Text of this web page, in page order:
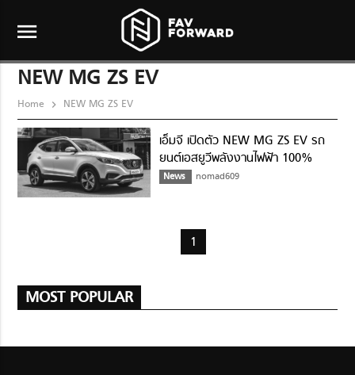
menu
NEW MG ZS EV
Home NEW MG ZS EV
เอ็มจี เปิดตัว NEW MG ZS EV รถ
ยนต์เอสยูวีพลังงานไฟฟ้า 100%
News nomad609
1
MOST POPULAR